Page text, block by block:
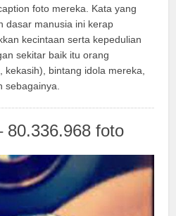
foto mereka. Kata yang
dasar manusia ini kerap
kecintaan serta kepedulian
sekitar baik itu orang
kekasih), bintang idola mereka,
sebagainya.
80.336.968 foto